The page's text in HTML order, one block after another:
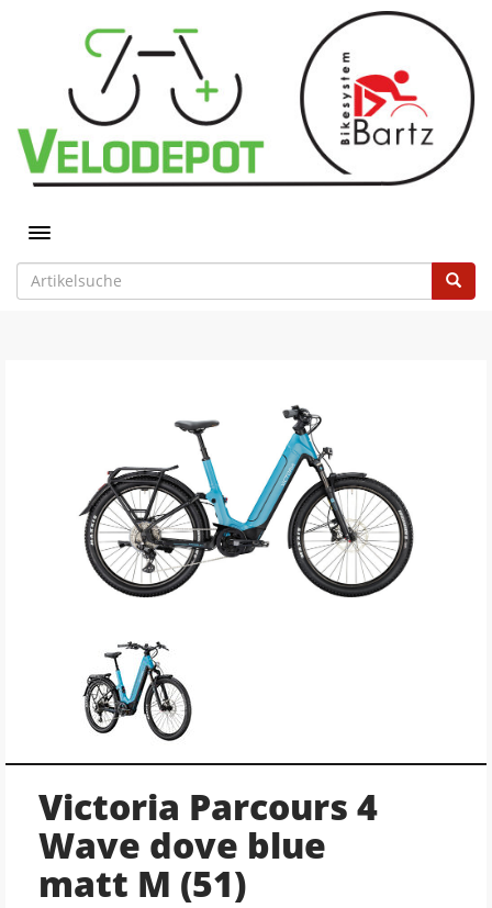
Toggle navigation
Victoria Parcours 4
Wave dove blue
matt M (51)